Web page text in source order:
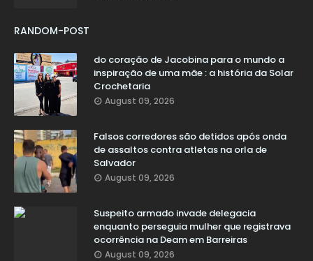
RANDOM-POST
do coração de Jacobina para o mundo a
inspiração de uma mãe : a história da Solar
Crochetaria
August 09, 2026
Falsos corredores são detidos após onda
de assaltos contra atletas na orla de
Salvador
August 09, 2026
Suspeito armado invade delegacia
enquanto perseguia mulher que registrava
ocorrência na Deam em Barreiras
August 09, 2026